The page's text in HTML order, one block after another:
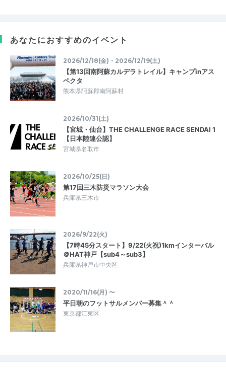
あなたにおすすめのイベント
2026/12/18(金)・2026/12/19(土)
【第13回南阿蘇カルデラトレイル】キャンプinアス
ペクタ
熊本県阿蘇郡南阿蘇村
2026/10/31(土)
【宮城・仙台】THE CHALLENGE RACE SENDAI 1
【日本陸連公認】
宮城県名取市
2026/10/25(日)
第17回三木防災マラソン大会
兵庫県三木市
2026/9/22(火)
【7時45分スタート】9/22(火祝)1kmインターバル
＠HAT神戸【sub4～sub3】
兵庫県神戸市中央区
2020/11/16(月) 〜
平日朝のフットサルメンバー募集＾＾
東京都江東区